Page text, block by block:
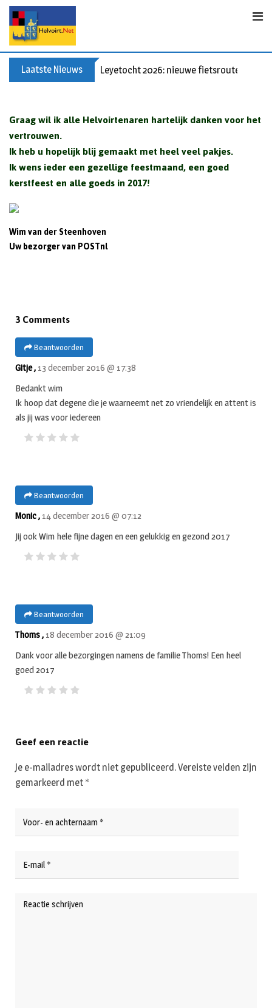
Skip
content
Laatste Nieuws Leyetocht 2026: nieuwe fietsroutes
Graag wil ik alle Helvoirtenaren hartelijk danken voor het
vertrouwen.
Ik heb u hopelijk blij gemaakt met heel veel pakjes.
Ik wens ieder een gezellige feestmaand, een goed
kerstfeest en alle goeds in 2017!
Wim van der Steenhoven
Uw bezorger van POSTnl
3 Comments
Beantwoorden
Gitje , 13 december 2016 @ 17:38
Bedankt wim
Ik hoop dat degene die je waarneemt net zo vriendelijk en attent is
als jij was voor iedereen
Beantwoorden
Monic , 14 december 2016 @ 07:12
Jij ook Wim hele fijne dagen en een gelukkig en gezond 2017
Beantwoorden
Thoms , 18 december 2016 @ 21:09
Dank voor alle bezorgingen namens de familie Thoms! Een heel
goed 2017
Geef een reactie
Je e-mailadres wordt niet gepubliceerd.Vereiste velden zijn
gemarkeerd met *